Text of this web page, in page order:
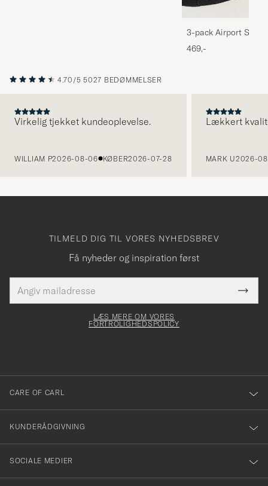
3-pack Airport
Melange
469,-
4.70/5 5027 BEDØMMELSER
Virkelig tjekket kundeoplevelse.
WILLIAM P2026-08-06 KØBER2026-07-28
Lækkert
MARK U2026-
TILMELD DIG TIL VORES NYHEDSBREV
Få nyheder og inspiration først
mailadresse
skal
Tack
för
dig
till
vårt
nyhetsbrev!
LÆS MERE OM VORES
FORTROLIGHEDSPOLICY
CARE OF CARL
KUNDERÅDGIVNING
SOCIALE MEDIER